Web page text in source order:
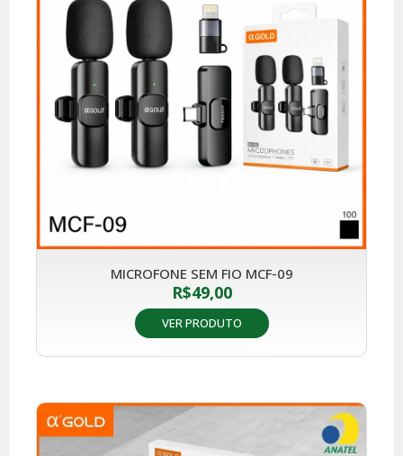
MICROFONE SEM FIO MCF-09
R$49,00
VER PRODUTO